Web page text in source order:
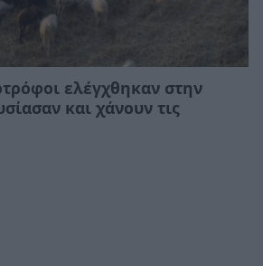
ελέγχθηκαν στην
και χάνουν τις